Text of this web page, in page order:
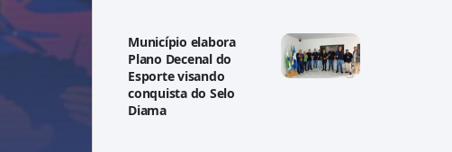
Município elabora
Plano Decenal do
Esporte visando
conquista do Selo
Diama